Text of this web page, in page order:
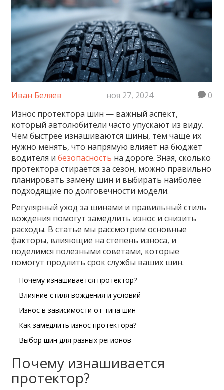
Иван Беляев ноя 27, 2024
0
Износ протектора шин — важный аспект,
который автолюбители часто упускают из виду.
Чем быстрее изнашиваются шины, тем чаще их
нужно менять, что напрямую влияет на бюджет
водителя ибезопасность на дороге. Зная, сколько
протектора стирается за сезон, можно правильно
планировать замену шин и выбирать наиболее
подходящие по долговечности модели.
Регулярный уход за шинами и правильный стиль
вождения помогут замедлить износ и снизить
расходы. В статье мы рассмотрим основные
факторы, влияющие на степень износа, и
поделимся полезными советами, которые
помогут продлить срок службы ваших шин.
Почему изнашивается протектор?
Влияние стиля вождения и условий
Износ в зависимости от типа шин
Как замедлить износ протектора?
Выбор шин для разных регионов
Почему изнашивается
протектор?